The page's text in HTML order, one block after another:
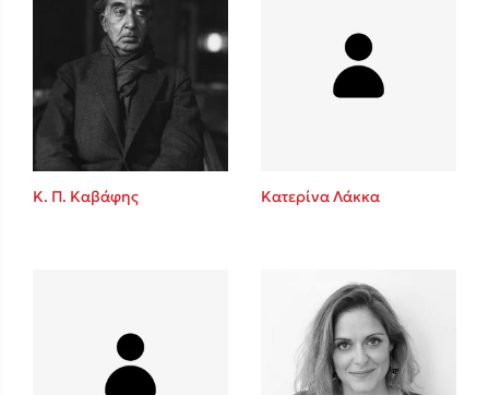
Ιωάννης Γλωσσόπουλος
Ένας γίγαντας στο σχολείο
Δανάη Δεληγεώργη
Κ. Π. Καβάφης Κατερίνα Λάκκα